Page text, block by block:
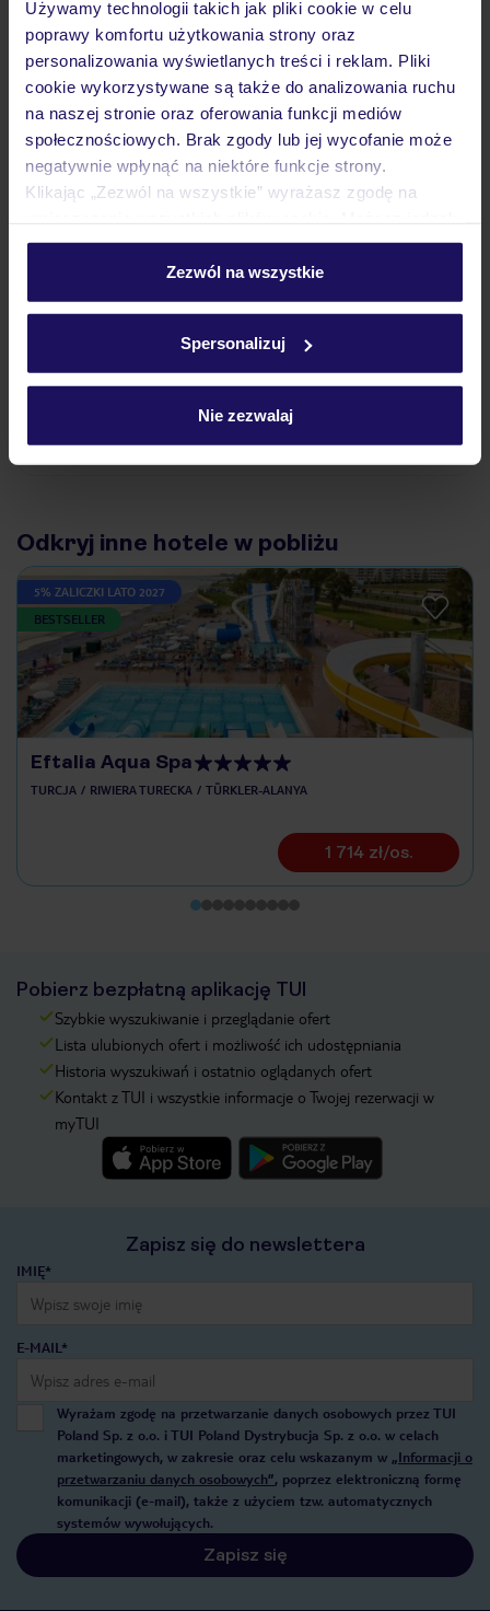
Używamy technologii takich jak pliki cookie w celu
poprawy komfortu użytkowania strony oraz
personalizowania wyświetlanych treści i reklam. Pliki
cookie wykorzystywane są także do analizowania ruchu
na naszej stronie oraz oferowania funkcji mediów
społecznościowych. Brak zgody lub jej wycofanie może
negatywnie wpłynąć na niektóre funkcje strony.
Klikając „Zezwól na wszystkie” wyrażasz zgodę na
personalizować swój wybór wchodząc w zakładkę
Szczegółowe informacje o plikach cookie znajdziesz
Zezwól na wszystkie
Spersonalizuj
Nie zezwalaj
Wyżywienie
Atrakcje
Ważne informacje
Często zadawane pytania
Jak zmienić uczestników/osobę zgłaszającą?
Czy w Hotelu będzie przedstawiciel TUI?
Na jakiej podstawie i gdzie otrzymam karty
pokładowe/bilety lotnicze?
Odkryj inne hotele w pobliżu
5% ZALICZKI LATO 2027
BESTSELLER
Eftalia Aqua Spa
TURCJA RIWIERA TURECKA TÜRKLER-ALANYA
1 714 zł/os.
Pobierz bezpłatną aplikację TUI
Szybkie wyszukiwanie i przeglądanie ofert
Lista ulubionych ofert i możliwość ich udostępniania
Historia wyszukiwań i ostatnio oglądanych ofert
Kontakt z TUI i wszystkie informacje o Twojej rezerwacji w
myTUI
Zapisz się do newslettera
IMIĘ*
E-MAIL*
Wyrażam zgodę na przetwarzanie danych osobowych przez TUI
Poland Sp. z o.o. i TUI Poland Dystrybucja Sp. z o.o. w celach
marketingowych, w zakresie oraz celu wskazanym w „Informacji o
przetwarzaniu danych osobowych”, poprzez elektroniczną formę
komunikacji (e-mail), także z użyciem tzw. automatycznych
systemów wywołujących.
Zapisz się